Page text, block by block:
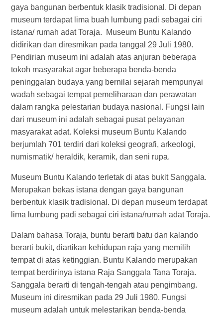
gaya bangunan berbentuk klasik tradisional. Di depan
museum terdapat lima buah lumbung padi sebagai ciri
istana/ rumah adat Toraja. Museum Buntu Kalando
didirikan dan diresmikan pada tanggal 29 Juli 1980.
Pendirian museum ini adalah atas anjuran beberapa
tokoh masyarakat agar beberapa benda-benda
peninggalan budaya yang bernilai sejarah mempunyai
wadah sebagai tempat pemeliharaan dan perawatan
dalam rangka pelestarian budaya nasional. Fungsi lain
dari museum ini adalah sebagai pusat pelayanan
masyarakat adat. Koleksi museum Buntu Kalando
berjumlah 701 terdiri dari koleksi geografi, arkeologi,
numismatik/ heraldik, keramik, dan seni rupa.
Museum Buntu Kalando terletak di atas bukit Sanggala.
Merupakan bekas istana dengan gaya bangunan
berbentuk klasik tradisional. Di depan museum terdapat
lima lumbung padi sebagai ciri istana/rumah adat Toraja.
Dalam bahasa Toraja, buntu berarti batu dan kalando
berarti bukit, diartikan kehidupan raja yang memilih
tempat di atas ketinggian. Buntu Kalando merupakan
tempat berdirinya istana Raja Sanggala Tana Toraja.
Sanggala berarti di tengah-tengah atau pengimbang.
Museum ini diresmikan pada 29 Juli 1980. Fungsi
museum adalah untuk melestarikan benda-benda